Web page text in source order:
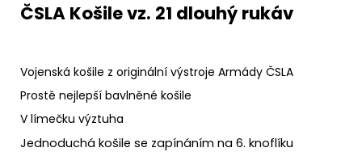
ČSLA Košile vz. 21 dlouhý rukáv
Vojenská košile z originální výstroje Armády ČSLA
Prostě nejlepší bavlněné košile
V límečku výztuha
Jednoduchá košile se zapínáním na 6. knoflíku